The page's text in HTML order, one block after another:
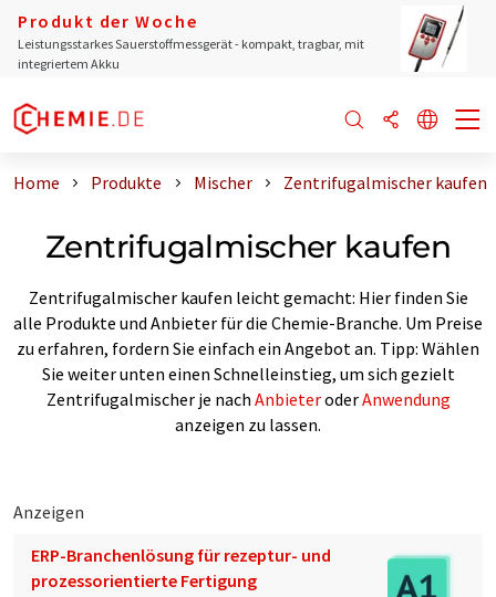
Produkt der Woche
Leistungsstarkes Sauerstoffmessgerät - kompakt, tragbar, mit
integriertem Akku
Home Produkte Mischer Zentrifugalmischer kaufen
Zentrifugalmischer kaufen
Zentrifugalmischer kaufen leicht gemacht: Hier finden Sie
alle Produkte und Anbieter für die Chemie-Branche. Um Preise
zu erfahren, fordern Sie einfach ein Angebot an. Tipp: Wählen
Sie weiter unten einen Schnelleinstieg, um sich gezielt
Zentrifugalmischer je nach AnbieteroderAnwendung
anzeigen zu lassen.
Anzeigen
ERP-Branchenlösung für rezeptur- und
prozessorientierte Fertigung